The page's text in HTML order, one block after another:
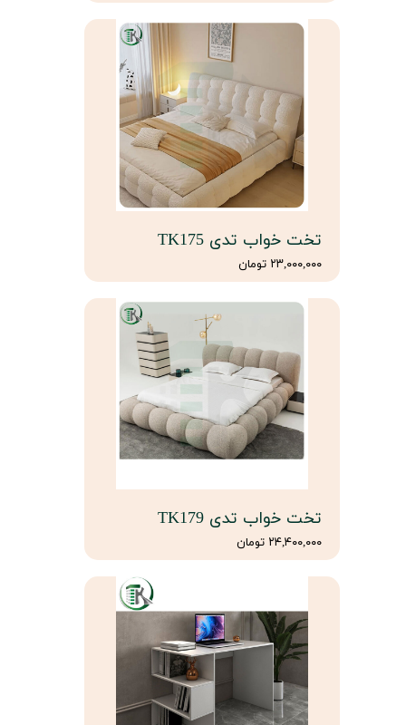
تخت خواب تدی TK175
۲۳,۰۰۰,۰۰۰ تومان
تخت خواب تدی TK179
۲۴,۴۰۰,۰۰۰ تومان